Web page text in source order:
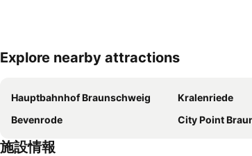
Explore nearby attractions
Hauptbahnhof Braunschweig Kralenriede
Bevenrode
City Point
施設情報